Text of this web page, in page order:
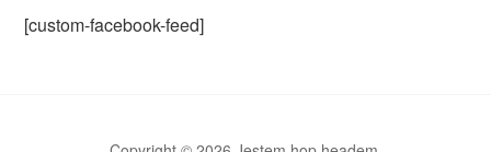
[custom-facebook-feed]